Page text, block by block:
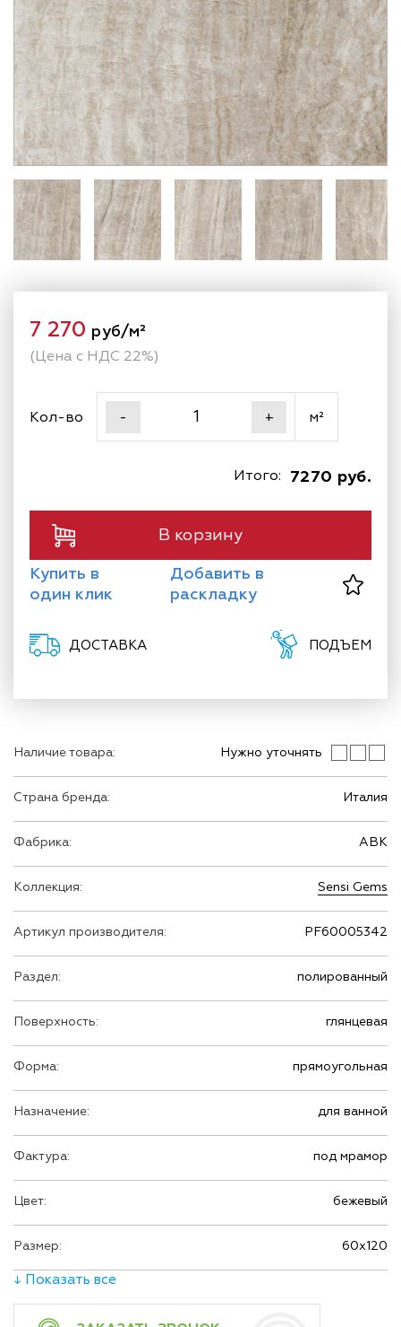
Наличие товара: Нужно уточнять
Страна бренда: Италия
Фабрика: ABK
Коллекция: Sensi Gems
Артикул производителя: PF60005342
Раздел: полированный
Поверхность: глянцевая
Форма: прямоугольная
Назначение: для ванной
Фактура: под мрамор
Цвет: бежевый
Размер: 60х120
↓ Показать все
7 270 руб/м²
(Цена с НДС 22%)
Кол-во - + м²
7270 руб.
Итого:
В корзину
Купить в
один клик
Добавить в
раскладку
ДОСТАВКА ПОДЪЕМ